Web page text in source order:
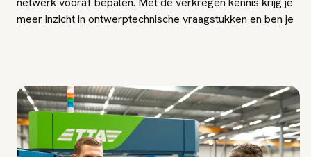
meer inzicht in ontwerptechnische vraagstukken en ben je